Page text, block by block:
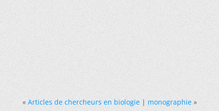
« Articles de chercheurs en biologie|monographie »